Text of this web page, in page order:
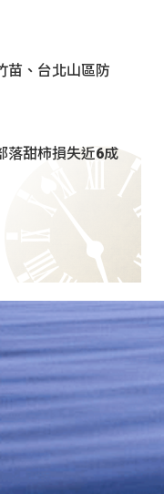
苗、台北山區防
落甜柿損失近6成